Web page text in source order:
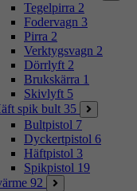
Tegelpirra 2
Fodervagn 3
Pirra 2
Verktygsvagn 2
Dörrlyft 2
Brukskärra 1
Skivlyft 5
spik bult 35
Bultpistol 7
Dyckertpistol 6
Häftpistol 3
Spikpistol 19
92